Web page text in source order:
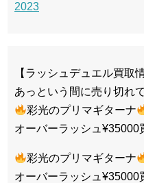
2023
【ラッシュデュエル買取
あっという間に売り切れ
彩光のプリマギターナ
オーバーラッシュ¥35000
彩光のプリマギターナ
オーバーラッシュ¥35000